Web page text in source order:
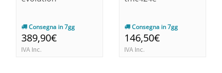
Consegna in 7gg
389,90€
IVA Inc.
Consegna in 7gg
146,50€
IVA Inc.